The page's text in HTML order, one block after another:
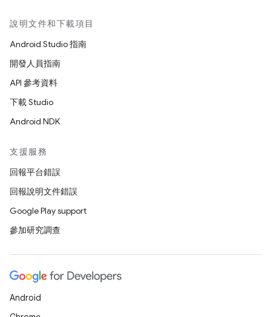
說明文件和下載項目
Android Studio 指南
開發人員指南
API 參考資料
下載 Studio
Android NDK
支援服務
回報平台錯誤
回報說明文件錯誤
Google Play support
參加研究調查
Android